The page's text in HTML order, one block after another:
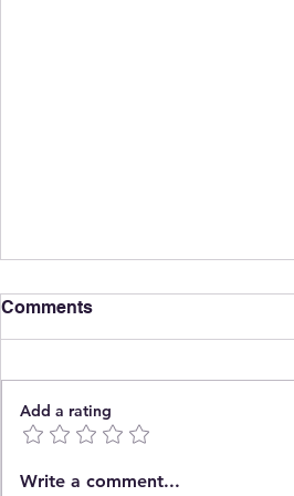
The End of Energy
Comments
Add a rating
Write a comment...